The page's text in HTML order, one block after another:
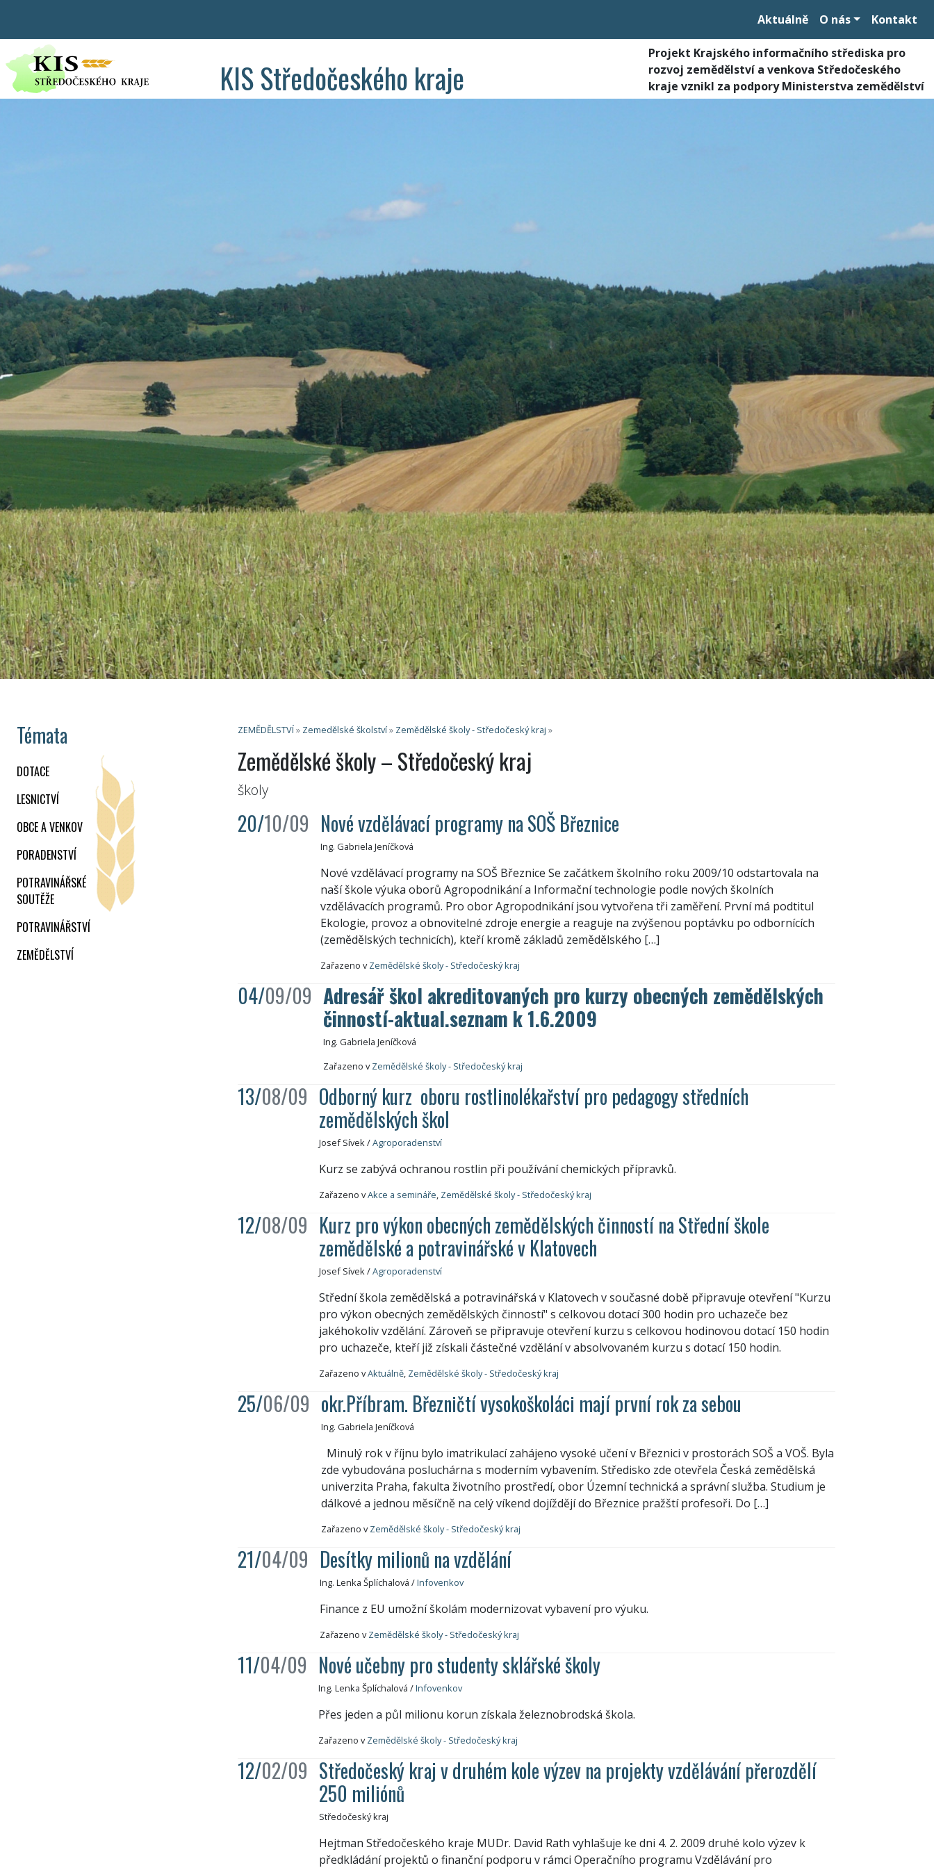
Aktuálně O nás Kontakt
KIS Středočeského kraje
Projekt Krajského informačního střediska pro
rozvoj zemědělství a venkova Středočeského
kraje vznikl za podpory Ministerstva zemědělství
Témata
DOTACE
LESNICTVÍ
OBCE A VENKOV
PORADENSTVÍ
POTRAVINÁŘSKÉ
SOUTĚŽE
POTRAVINÁŘSTVÍ
ZEMĚDĚLSTVÍ
ZEMĚDĚLSTVÍ» Zemedělské školství» Zemědělské školy - Středočeský kraj »
Zemědělské školy – Středočeský kraj
školy
20/10/09 Nové vzdělávací programy na SOŠ Březnice
Ing. Gabriela Jeníčková
Nové vzdělávací programy na SOŠ Březnice Se začátkem školního roku 2009/10 odstartovala na
naší škole výuka oborů Agropodnikání a Informační technologie podle nových školních
vzdělávacích programů. Pro obor Agropodnikání jsou vytvořena tři zaměření. První má podtitul
Ekologie, provoz a obnovitelné zdroje energie a reaguje na zvýšenou poptávku po odbornících
(zemědělských technicích), kteří kromě základů zemědělského […]
Zařazeno vZemědělské školy - Středočeský kraj
04/09/09 Adresář škol akreditovaných pro kurzy obecných zemědělských
činností-aktual.seznam k 1.6.2009
Ing. Gabriela Jeníčková
Zařazeno vZemědělské školy - Středočeský kraj
13/08/09 Odborný kurz oboru rostlinolékařství pro pedagogy středních
zemědělských škol
Josef Sívek/Agroporadenství
Kurz se zabývá ochranou rostlin při používání chemických přípravků.
Zařazeno vAkce a semináře, Zemědělské školy - Středočeský kraj
12/08/09 Kurz pro výkon obecných zemědělských činností na Střední škole
zemědělské a potravinářské v Klatovech
Josef Sívek/Agroporadenství
Střední škola zemědělská a potravinářská v Klatovech v současné době připravuje otevření "Kurzu
pro výkon obecných zemědělských činností" s celkovou dotací 300 hodin pro uchazeče bez
jakéhokoliv vzdělání. Zároveň se připravuje otevření kurzu s celkovou hodinovou dotací 150 hodin
pro uchazeče, kteří již získali částečné vzdělání v absolvovaném kurzu s dotací 150 hodin.
Zařazeno vAktuálně, Zemědělské školy - Středočeský kraj
25/06/09 okr.Příbram. Březničtí vysokoškoláci mají první rok za sebou
Ing. Gabriela Jeníčková
Minulý rok v říjnu bylo imatrikulací zahájeno vysoké učení v Březnici v prostorách SOŠ a VOŠ. Byla
zde vybudována posluchárna s moderním vybavením. Středisko zde otevřela Česká zemědělská
univerzita Praha, fakulta životního prostředí, obor Územní technická a správní služba. Studium je
dálkové a jednou měsíčně na celý víkend dojíždějí do Březnice pražští profesoři. Do […]
Zařazeno vZemědělské školy - Středočeský kraj
21/04/09 Desítky milionů na vzdělání
Ing. Lenka Šplíchalová /Infovenkov
Finance z EU umožní školám modernizovat vybavení pro výuku.
Zařazeno vZemědělské školy - Středočeský kraj
11/04/09 Nové učebny pro studenty sklářské školy
Ing. Lenka Šplíchalová /Infovenkov
Přes jeden a půl milionu korun získala železnobrodská škola.
Zařazeno vZemědělské školy - Středočeský kraj
12/02/09 Středočeský kraj v druhém kole výzev na projekty vzdělávání přerozdělí
250 miliónů
Středočeský kraj
Hejtman Středočeského kraje MUDr. David Rath vyhlašuje ke dni 4. 2. 2009 druhé kolo výzev k
předkládání projektů o finanční podporu v rámci Operačního programu Vzdělávání pro